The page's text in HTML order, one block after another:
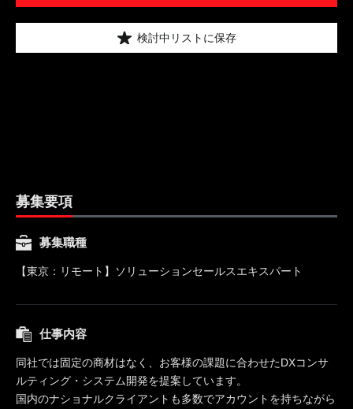
検討中リストに保存
募集要項
募集職種
【東京：リモート】ソリューションセールスエキスパート
仕事内容
同社では固定の商材はなく、お客様の課題に合わせたDXコンサ
ルティング・システム開発を提案しています。
国内のナショナルクライアントも多数でアカウントを持ちながら